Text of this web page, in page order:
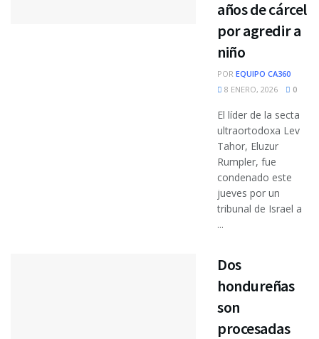
años de cárcel
por agredir a
niño
POR EQUIPO CA360
8 ENERO, 2026
0
El líder de la secta
ultraortodoxa Lev
Tahor, Eluzur
Rumpler, fue
condenado este
jueves por un
tribunal de Israel a
...
Dos
hondureñas
son
procesadas